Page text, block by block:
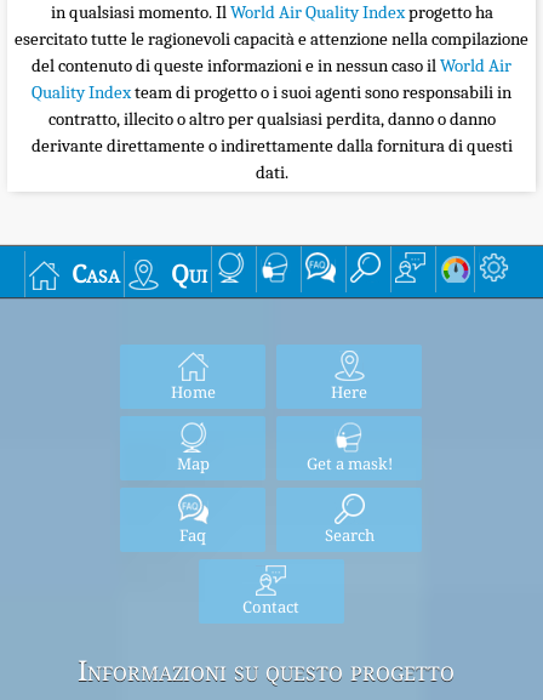
in qualsiasi momento. IlWorld Air Quality Indexprogetto ha
esercitato tutte le ragionevoli capacità e attenzione nella compilazione
del contenuto di queste informazioni e in nessun caso ilWorld Air
Quality Indexteam di progetto o i suoi agenti sono responsabili in
contratto, illecito o altro per qualsiasi perdita, danno o danno
derivante direttamente o indirettamente dalla fornitura di questi
dati.
Casa Qui
Home Here
Map Get a mask!
Faq Search
Contact
Informazioni su questo progetto